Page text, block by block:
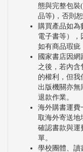
態與完整包裝
品等)，否則恕
購買產品如為
電子書等），
如有商品瑕疵
國家書店因
之後，若內含
的權利，但我
出版機關亦無
退款作業。
海外購書運費
取海外寄送地
確認書款與運
單。
學校團體、讀